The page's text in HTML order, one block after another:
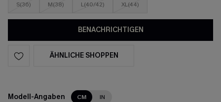
S(36) M(38) L(40/42) XL(44)
BENACHRICHTIGEN
ÄHNLICHE SHOPPEN
Modell-Angaben CM IN